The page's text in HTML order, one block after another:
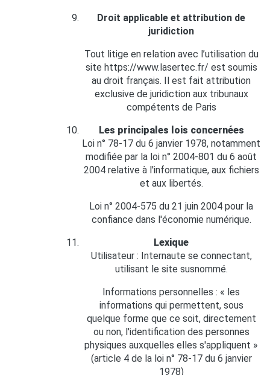
Droit applicable et attribution de
juridiction
Tout litige en relation avec l’utilisation du
site https://www.lasertec.fr/ est soumis
au droit français. Il est fait attribution
exclusive de juridiction aux tribunaux
compétents de Paris
Les principales lois concernées
Loi n° 78-17 du 6 janvier 1978, notamment
modifiée par la loi n° 2004-801 du 6 août
2004 relative à l'informatique, aux fichiers
et aux libertés.
Loi n° 2004-575 du 21 juin 2004 pour la
confiance dans l'économie numérique.
Lexique
Utilisateur : Internaute se connectant,
utilisant le site susnommé.
Informations personnelles : « les
informations qui permettent, sous
quelque forme que ce soit, directement
ou non, l'identification des personnes
physiques auxquelles elles s'appliquent »
(article 4 de la loi n° 78-17 du 6 janvier
1978)